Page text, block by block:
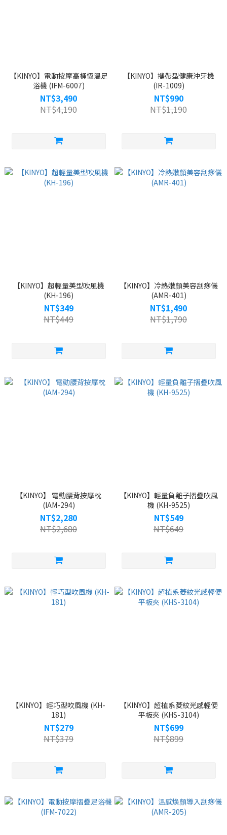
【KINYO】電動按摩高桶恆溫足
浴機 (IFM-6007)
NT$3,490
NT$4,190
【KINYO】攜帶型健康沖牙機
(IR-1009)
NT$990
NT$1,190
【KINYO】超輕量美型吹風機
(KH-196)
NT$349
NT$449
【KINYO】冷熱嫩顏美容刮痧儀
(AMR-401)
NT$1,490
NT$1,790
【KINYO】 電動腰背按摩枕
(IAM-294)
NT$2,280
NT$2,680
【KINYO】輕量負離子摺疊吹風
機 (KH-9525)
NT$549
NT$649
【KINYO】輕巧型吹風機 (KH-
181)
NT$279
NT$379
【KINYO】超植系菱紋光感輕便
平板夾 (KHS-3104)
NT$699
NT$899